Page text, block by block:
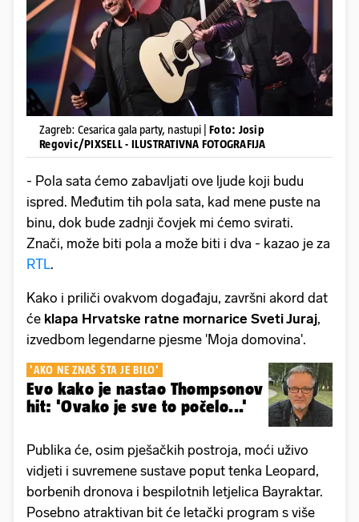
Zagreb: Cesarica gala party, nastupi | Foto: Josip
Regovic/PIXSELL - ILUSTRATIVNA FOTOGRAFIJA
- Pola sata ćemo zabavljati ove ljude koji budu
ispred. Međutim tih pola sata, kad mene puste na
binu, dok bude zadnji čovjek mi ćemo svirati.
Znači, može biti pola a može biti i dva - kazao je za
RTL.
Kako i priliči ovakvom događaju, završni akord dat
će klapa Hrvatske ratne mornarice Sveti Juraj,
izvedbom legendarne pjesme 'Moja domovina'.
'AKO NE ZNAŠ ŠTA JE BILO'
Evo kako je nastao Thompsonov
hit: 'Ovako je sve to počelo...'
Publika će, osim pješačkih postroja, moći uživo
vidjeti i suvremene sustave poput tenka Leopard,
borbenih dronova i bespilotnih letjelica Bayraktar.
Posebno atraktivan bit će letački program s više